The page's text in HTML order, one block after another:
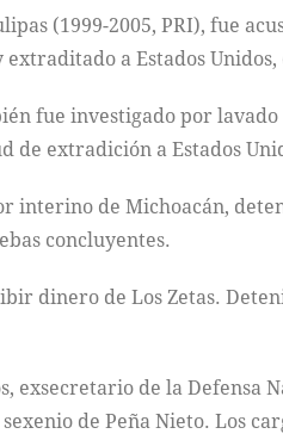
(1999-2005, PRI), fue
a Estados
fue investigado por
extradición a Estados
interino de Michoacán,
concluyentes.
dinero de Los Zetas.
de la Defensa
de Peña Nieto. Los